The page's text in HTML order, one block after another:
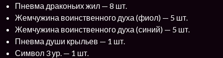
Пневма драконьих жил — 8 шт.
Жемчужина воинственного духа (фиол) — 5 шт.
Жемчужина воинственного духа (синий) — 5 шт.
Пневма души крыльев — 1 шт.
Символ 3 ур. — 1 шт.